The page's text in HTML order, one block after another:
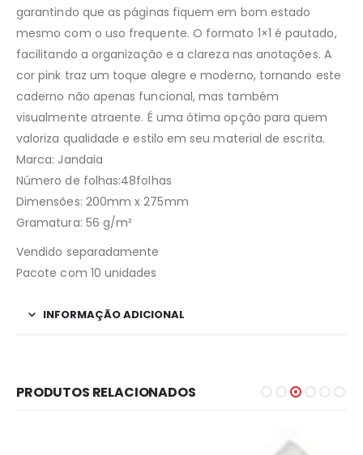
garantindo que as páginas fiquem em bom estado
mesmo com o uso frequente. O formato 1×1 é pautado,
facilitando a organização e a clareza nas anotações. A
cor pink traz um toque alegre e moderno, tornando este
caderno não apenas funcional, mas também
visualmente atraente. É uma ótima opção para quem
valoriza qualidade e estilo em seu material de escrita.
Marca: Jandaia
Número de folhas:48folhas
Dimensões: 200mm x 275mm
Gramatura: 56 g/m²
Vendido separadamente
Pacote com 10 unidades
INFORMAÇÃO ADICIONAL
PRODUTOS RELACIONADOS